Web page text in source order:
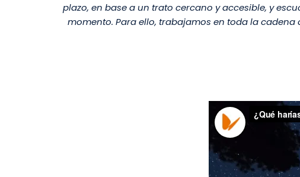
plazo, en base a un trato cercano y accesible, y
momento. Para ello, trabajamos en toda la